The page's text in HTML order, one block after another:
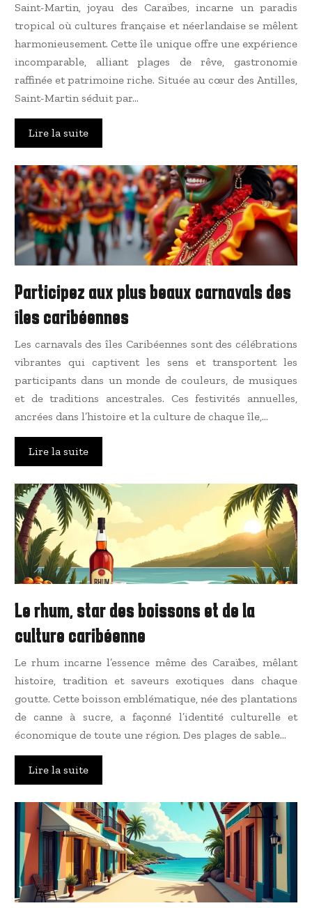
Saint-Martin, joyau des Caraïbes, incarne un paradis
tropical où cultures française et néerlandaise se mêlent
harmonieusement. Cette île unique offre une expérience
incomparable, alliant plages de rêve, gastronomie
raffinée et patrimoine riche. Située au cœur des Antilles,
Saint-Martin séduit par…
Lire la suite
Participez aux plus beaux carnavals des
îles caribéennes
Les carnavals des îles Caribéennes sont des célébrations
vibrantes qui captivent les sens et transportent les
participants dans un monde de couleurs, de musiques
et de traditions ancestrales. Ces festivités annuelles,
ancrées dans l’histoire et la culture de chaque île,…
Lire la suite
Le rhum, star des boissons et de la
culture caribéenne
Le rhum incarne l’essence même des Caraïbes, mêlant
histoire, tradition et saveurs exotiques dans chaque
goutte. Cette boisson emblématique, née des plantations
de canne à sucre, a façonné l’identité culturelle et
économique de toute une région. Des plages de sable…
Lire la suite